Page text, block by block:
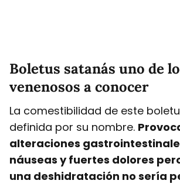
Boletus satanás uno de
venenosos a conocer
La comestibilidad de este
definida por su nombre.
alteraciones
náuseas y fuertes dolores
una deshidratación no sería